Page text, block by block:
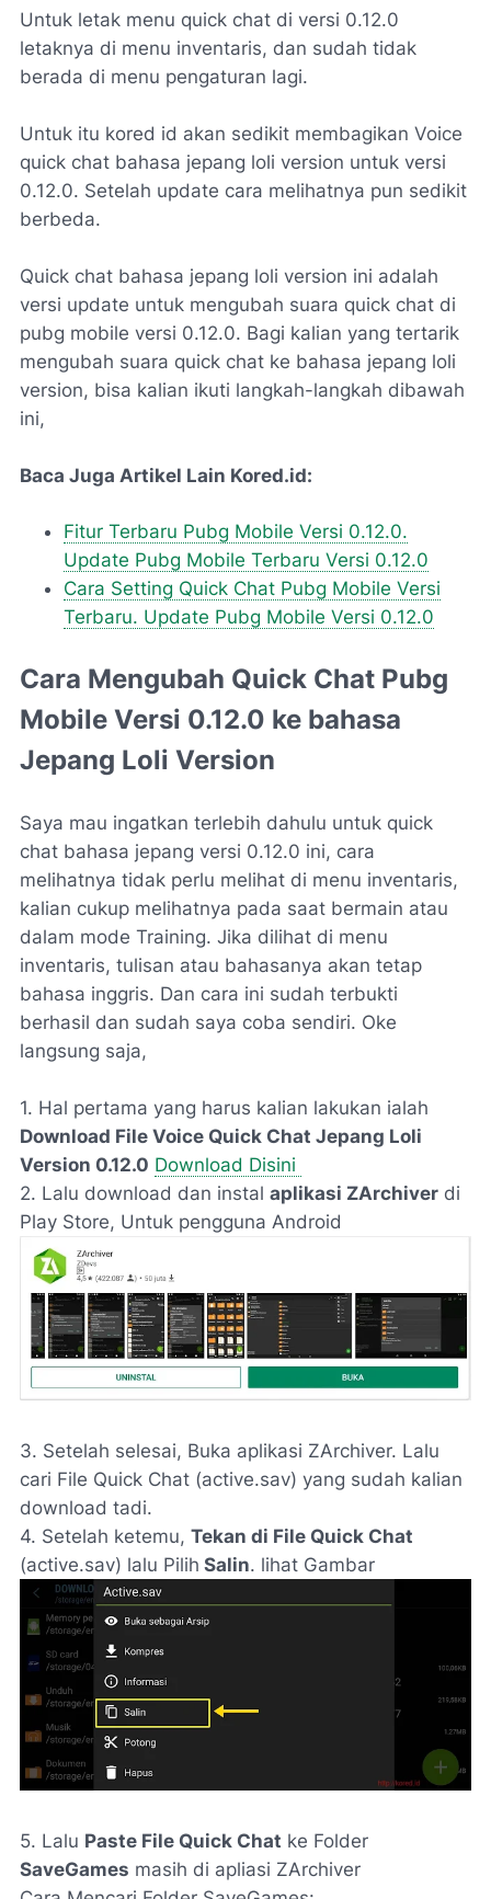
Untuk letak menu quick chat di versi 0.12.0
letaknya di menu inventaris, dan sudah tidak
berada di menu pengaturan lagi.
Untuk itu kored id akan sedikit membagikan Voice
quick chat bahasa jepang loli version untuk versi
0.12.0. Setelah update cara melihatnya pun sedikit
berbeda.
Quick chat bahasa jepang loli version ini adalah
versi update untuk mengubah suara quick chat di
pubg mobile versi 0.12.0. Bagi kalian yang tertarik
mengubah suara quick chat ke bahasa jepang loli
version, bisa kalian ikuti langkah-langkah dibawah
ini,
Baca Juga Artikel Lain Kored.id:
Fitur Terbaru Pubg Mobile Versi 0.12.0.
Update Pubg Mobile Terbaru Versi 0.12.0
Cara Setting Quick Chat Pubg Mobile Versi
Terbaru. Update Pubg Mobile Versi 0.12.0
Cara Mengubah Quick Chat Pubg
Mobile Versi 0.12.0 ke bahasa
Jepang Loli Version
Saya mau ingatkan terlebih dahulu untuk quick
chat bahasa jepang versi 0.12.0 ini, cara
melihatnya tidak perlu melihat di menu inventaris,
kalian cukup melihatnya pada saat bermain atau
dalam mode Training. Jika dilihat di menu
inventaris, tulisan atau bahasanya akan tetap
bahasa inggris. Dan cara ini sudah terbukti
berhasil dan sudah saya coba sendiri. Oke
langsung saja,
1. Hal pertama yang harus kalian lakukan ialah
Download File Voice Quick Chat Jepang Loli
Version 0.12.0 Download Disini
2. Lalu download dan instal aplikasi ZArchiver di
Play Store, Untuk pengguna Android
3. Setelah selesai, Buka aplikasi ZArchiver. Lalu
cari File Quick Chat (active.sav) yang sudah kalian
download tadi.
4. Setelah ketemu, Tekan di File Quick Chat
(active.sav) lalu Pilih Salin. lihat Gambar
5. Lalu Paste File Quick Chat ke Folder
SaveGames masih di apliasi ZArchiver